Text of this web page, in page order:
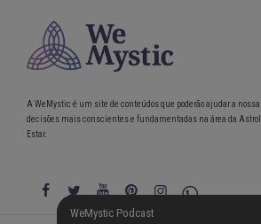
WeMystic Podcast
A WeMystic é um site de conteúdos que poderão ajudar a
decisões mais conscientes e fundamentadas na área da
Estar.
WeMystic Podcast